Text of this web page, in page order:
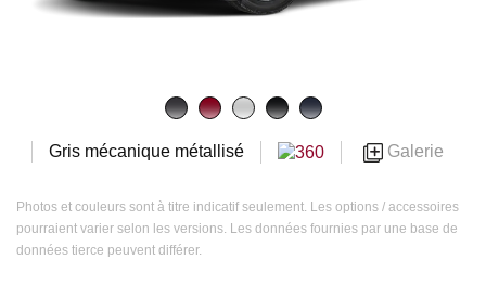
Gris mécanique métallisé Galerie
Photos et couleurs sont à titre indicatif seulement. Les options / accessoires
pourraient varier selon les versions. Les données fournies par une base de
données tierce peuvent différer.